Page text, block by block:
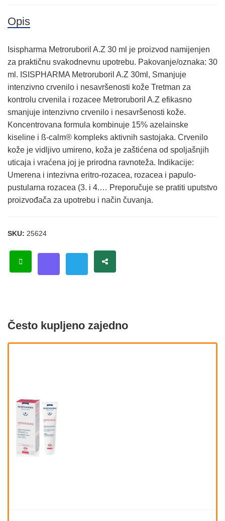
Opis
Isispharma Metroruboril A.Z 30 ml je proizvod namijenjen
za praktičnu svakodnevnu upotrebu. Pakovanje/oznaka: 30
ml. ISISPHARMA Metroruboril A.Z 30ml, Smanjuje
intenzivno crvenilo i nesavršenosti kože Tretman za
kontrolu crvenila i rozacee Metroruboril A.Z efikasno
smanjuje intenzivno crvenilo i nesavršenosti kože.
Koncentrovana formula kombinuje 15% azelainske
kiseline i ß-calm® kompleks aktivnih sastojaka. Crvenilo
kože je vidljivo umireno, koža je zaštićena od spoljašnjih
uticaja i vraćena joj je prirodna ravnoteža. Indikacije:
Umerena i intezivna eritro-rozacea, rozacea i papulo-
pustularna rozacea (3. i 4.… Preporučuje se pratiti uputstvo
proizvođača za upotrebu i način čuvanja.
SKU: 25624
Često kupljeno zajedno